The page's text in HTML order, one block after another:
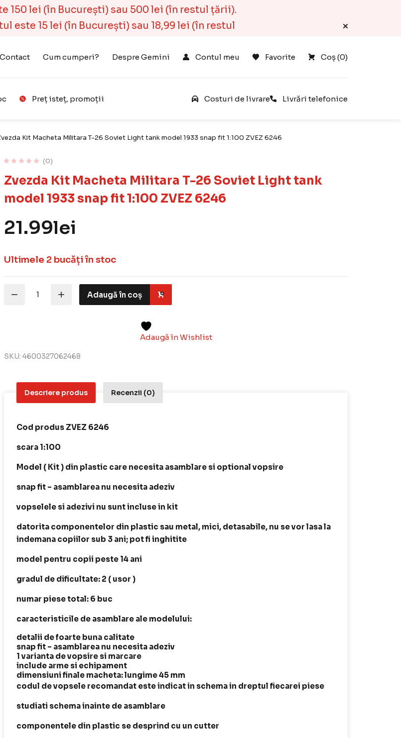
150 lei (în București) sau 500 lei (în restul țării).
este 15 lei (în București) sau 18,99 lei (în restul
Contact Cum cumperi? Despre Gemini Contul meu Coș (0)
Favorite
Preț isteț, promoții Costuri de livrare Livrări telefonice
Kit Macheta Militara T-26 Soviet Light tank model 1933 snap fit 1:100 ZVEZ 6246
(0)
Zvezda Kit Macheta Militara T-26 Soviet Light tank
model 1933 snap fit 1:100 ZVEZ 6246
21.99lei
Ultimele 2 bucăți în stoc
Zvezda
Soviet
model
snap
ZVEZ
Adaugă în coș
Adaugă în Wishlist
SKU: 4600327062468
Descriere produs Recenzii (0)
Cod produs ZVEZ 6246
scara 1:100
Model ( Kit ) din plastic care necesita asamblare si optional vopsire
snap fit – asamblarea nu necesita adeziv
vopselele si adezivi nu sunt incluse in kit
datorita componentelor din plastic sau metal, mici, detasabile, nu se vor lasa la
indemana copiilor sub 3 ani; pot fi inghitite
model pentru copii peste 14 ani
gradul de dificultate: 2 ( usor )
numar piese total: 6 buc
caracteristicile de asamblare ale modelului:
detalii de foarte buna calitate
snap fit – asamblarea nu necesita adeziv
1 varianta de vopsire si marcare
include arme si echipament
dimensiuni finale macheta: lungime 45 mm
codul de vopsele recomandat este indicat in schema in dreptul fiecarei piese
studiati schema inainte de asamblare
componentele din plastic se desprind cu un cutter